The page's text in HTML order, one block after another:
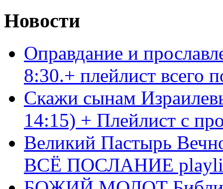
Новости
Оправдание и
8:30.+ плейлист
Скажи сынам
14:15) + Плейлист с
Великий Пастырь
ВСЁ ПОСЛАНИЕ